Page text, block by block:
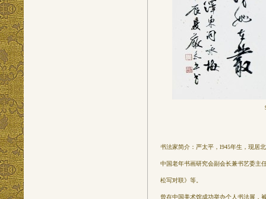
书法家简介：严太平，l945年生，现居
中国老年书画研究会副会长兼书艺委主
松写对联》等。
曾在中国美术馆成功举办个人书法展，